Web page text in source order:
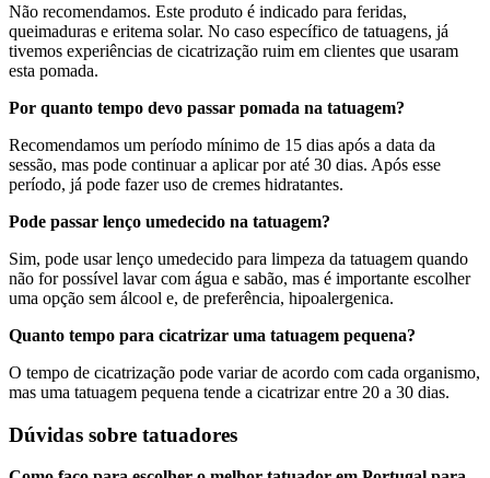
Não recomendamos. Este produto é indicado para feridas,
queimaduras e eritema solar. No caso específico de tatuagens, já
tivemos experiências de cicatrização ruim em clientes que usaram
esta pomada.
Por quanto tempo devo passar pomada na tatuagem?
Recomendamos um período mínimo de 15 dias após a data da
sessão, mas pode continuar a aplicar por até 30 dias. Após esse
período, já pode fazer uso de cremes hidratantes.
Pode passar lenço umedecido na tatuagem?
Sim, pode usar lenço umedecido para limpeza da tatuagem quando
não for possível lavar com água e sabão, mas é importante escolher
uma opção sem álcool e, de preferência, hipoalergenica.
Quanto tempo para cicatrizar uma tatuagem pequena?
O tempo de cicatrização pode variar de acordo com cada organismo,
mas uma tatuagem pequena tende a cicatrizar entre 20 a 30 dias.
Dúvidas sobre tatuadores